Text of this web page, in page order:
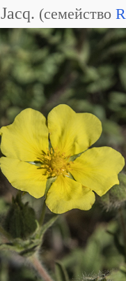
Jacq. (семейство